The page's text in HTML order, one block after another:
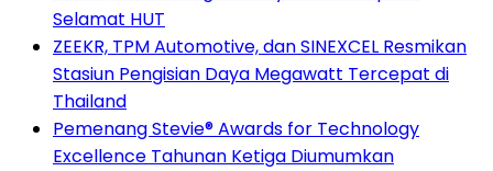
Selamat HUT
ZEEKR, TPM Automotive, dan SINEXCEL Resmikan
Stasiun Pengisian Daya Megawatt Tercepat di
Thailand
Pemenang Stevie® Awards for Technology
Excellence Tahunan Ketiga Diumumkan